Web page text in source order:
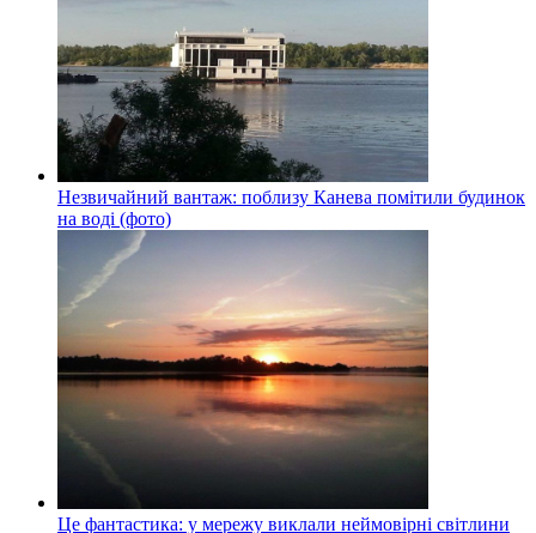
Незвичайний вантаж: поблизу Канева помітили будинок
на воді (фото)
Це фантастика: у мережу виклали неймовірні світлини